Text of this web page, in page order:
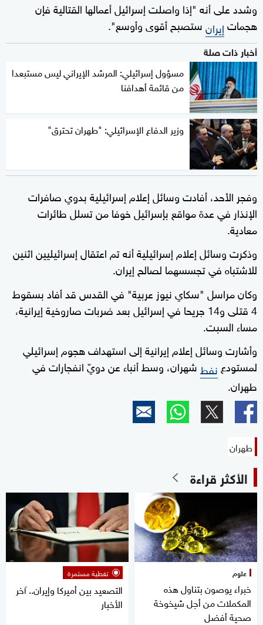
وشدد على أنه "إذا واصلت إسرائيل أعمالها القتالية فإن
هجماتإيرانستصبح أقوى وأوسع".
أخبار ذات صلة
مسؤول إسرائيلي: المرشد الإيراني ليس مستبعدا
من قائمة أهدافنا
وزير الدفاع الإسرائيلي: "طهران تحترق"
وفجر الأحد، أفادت وسائل إعلام إسرائيلية بدوي صافرات
الإنذار في عدة مواقع بإسرائيل خوفا من تسلل طائرات
معادية.
وذكرت وسائل إعلام إسرائيلية أنه تم اعتقال إسرائيليين اثنين
للاشتباه في تجسسهما لصالح إيران.
وكان مراسل "سكاي نيوز عربية" في القدس قد أفاد بسقوط
4 قتلى و14 جريحا في إسرائيل بعد ضربات صاروخية إيرانية،
مساء السبت.
وأشارت وسائل إعلام إيرانية إلى استهداف هجوم إسرائيلي
لمستودع نفطشهران، وسط أنباء عن دويّ انفجارات في
طهران.
طهران
الأكثر قراءة
علوم
خبراء يوصون بتناول هذه
المكملات من أجل شيخوخة
صحية أفضل
تغطية مستمرة
التصعيد بين أميركا وإيران.. آخر
الأخبار